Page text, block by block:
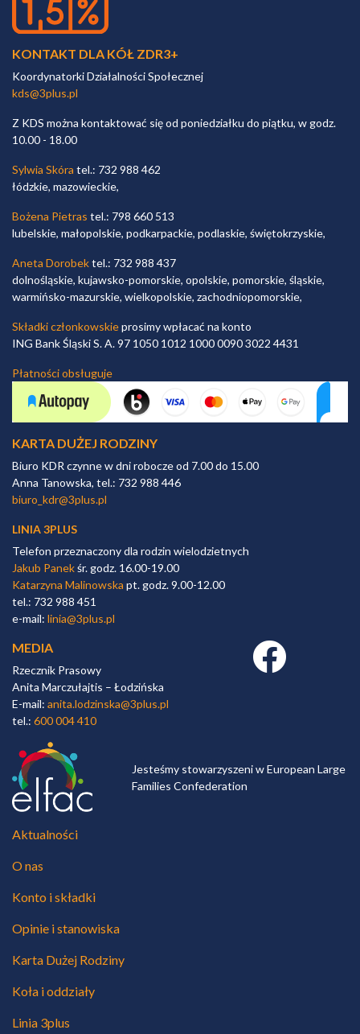
KONTAKT DLA KÓŁ ZDR3+
Koordynatorki Działalności Społecznej
kds@3plus.pl
Z KDS można kontaktować się od poniedziałku do piątku, w godz.
10.00 - 18.00
Sylwia Skóra tel.: 732 988 462
łódzkie, mazowieckie,
Bożena Pietras tel.: 798 660 513
lubelskie, małopolskie, podkarpackie, podlaskie, świętokrzyskie,
Aneta Dorobektel.: 732 988 437
dolnośląskie, kujawsko-pomorskie, opolskie, pomorskie, śląskie,
warmińsko-mazurskie, wielkopolskie, zachodniopomorskie,
Składki członkowskieprosimy wpłacać na konto
ING Bank Śląski S. A. 97 1050 1012 1000 0090 3022 4431
Płatności obsługuje
KARTA DUŻEJ RODZINY
Biuro KDR czynne w dni robocze od 7.00 do 15.00
Anna Tanowska, tel.: 732 988 446
biuro_kdr@3plus.pl
LINIA 3PLUS
Telefon przeznaczony dla rodzin wielodzietnych
Jakub Panekśr. godz. 16.00-19.00
Katarzyna Malinowska pt. godz. 9.00-12.00
tel.: 732 988 451
e-mail: linia@3plus.pl
MEDIA
Rzecznik Prasowy
Anita Marczułajtis – Łodzińska
E-mail: anita.lodzinska@3plus.pl
tel.: 600 004 410
Facebook link
Jesteśmy stowarzyszeni w European Large
Families Confederation
Aktualności
O nas
Konto i składki
Opinie i stanowiska
Karta Dużej Rodziny
Koła i oddziały
Linia 3plus